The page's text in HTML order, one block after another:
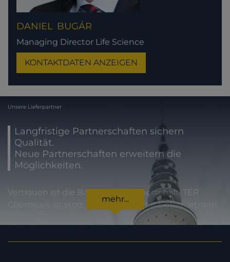
DANIEL BUGÁR
Managing Director Life Science
KONTAKTDATEN ANZEIGEN
Unsere Lieferpartner
Langfristige Partnerschaften sichern
Qualität.
Neue Partnerschaften erweitern die
Möglichkeiten.
Vertrauen ist die Basis jeder Partnerschaft. TER
Chemicals ist stolz, international mit Lieferpartnern
zusammenzuarbeiten, die für höchste
unsere Kunden bedeutet dies Sicherheit in jeder
mehr...